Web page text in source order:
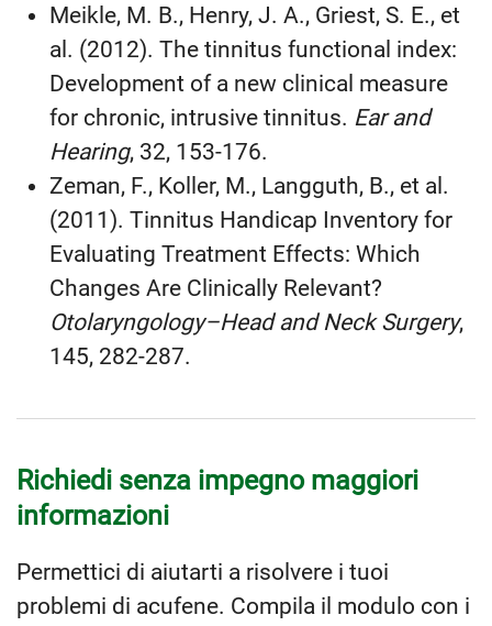
Meikle, M. B., Henry, J. A., Griest, S. E., et
al. (2012). The tinnitus functional index:
Development of a new clinical measure
for chronic, intrusive tinnitus. Ear and
Hearing, 32, 153-176.
Zeman, F., Koller, M., Langguth, B., et al.
(2011). Tinnitus Handicap Inventory for
Evaluating Treatment Effects: Which
Changes Are Clinically Relevant?
Otolaryngology–Head and Neck Surgery,
145, 282-287.
Richiedi senza impegno maggiori
informazioni
Permettici di aiutarti a risolvere i tuoi
problemi di acufene. Compila il modulo con i